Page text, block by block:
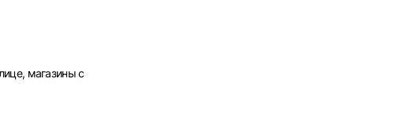
магазины с